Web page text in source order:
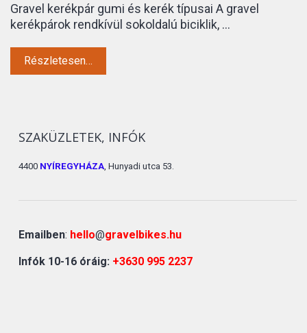
Gravel kerékpár gumi és kerék típusai A gravel
kerékpárok rendkívül sokoldalú biciklik, …
Részletesen…
SZAKÜZLETEK, INFÓK
4400 NYÍREGYHÁZA , Hunyadi utca 53.
Emailben: hello@gravelbikes.hu
Infók 10-16 óráig: +3630 995 2237